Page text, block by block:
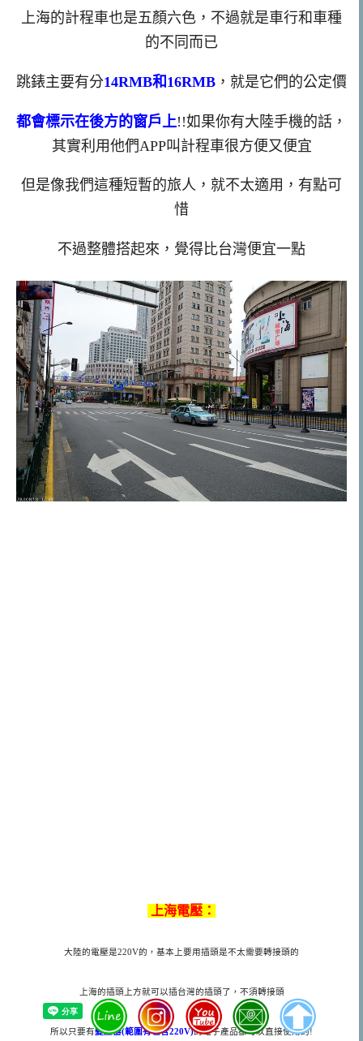
上海的計程車也是五顏六色，不過就是車行和車種
的不同而已
跳錶主要有分14RMB和16RMB ，就是它們的公定價
都會標示在後方的窗戶上!!如果你有大陸手機的話，
其實利用他們APP叫計程車很方便又便宜
但是像我們這種短暫的旅人，就不太適用，有點可
惜
不過整體搭起來，覺得比台灣便宜一點
上海電壓：
大陸的電壓是220V的，基本上要用插頭是不太需要轉接頭的
上海的插頭上方就可以插台灣的插頭了，不須轉接頭
所以只要有變壓器(範圍有包含220V)的電子產品都可以直接使用的!